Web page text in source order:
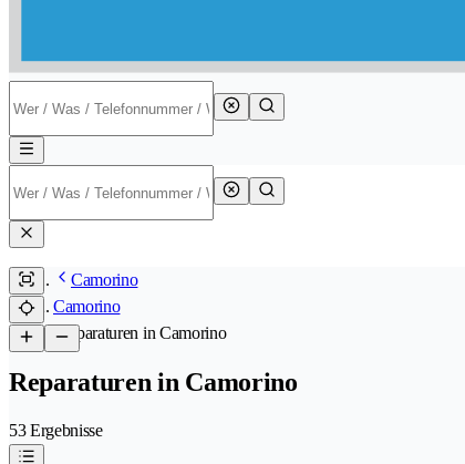
Camorino
Camorino
/Reparaturen in Camorino
Reparaturen in Camorino
53 Ergebnisse